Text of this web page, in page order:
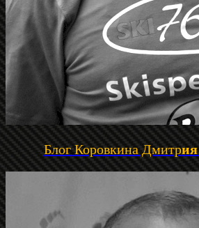
Блог Коровкина Дмитр